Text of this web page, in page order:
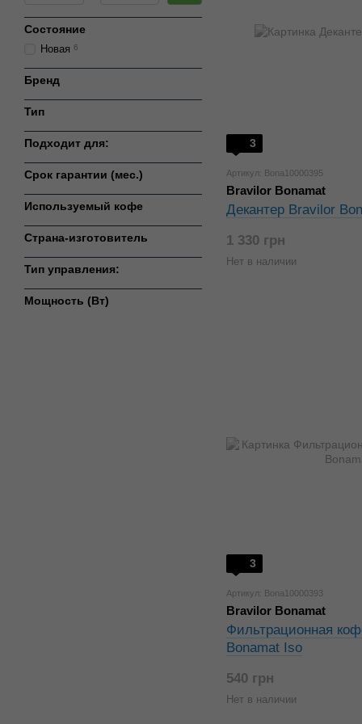
3
Артикул: Bona10000395
Bravilor Bonamat
Декантер Bravilor
1 330 грн
Нет в наличии
3
Артикул: Bona10000393
Bravilor Bonamat
Фильтрационная
Bonamat Iso
540 грн
Нет в наличии
Состояние
Новая 6
Бренд
Тип
Подходит для:
Срок гарантии (мес.)
Используемый кофе
Страна-изготовитель
Тип управления:
Мощность (Вт)